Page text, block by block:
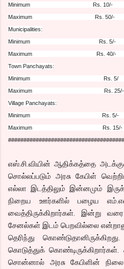
Minimum Rs. 10/-
Maximum Rs. 50/-
Municipalities:
Minimum Rs. 5/-
Maximum Rs. 40/-
Town Panchayats:
Minimum Rs. 5/ -
Maximum Rs. 25/-
Village Panchayats:
Minimum Rs. 5/-
Maximum Rs. 15/-
எஸ்.சி.வியின் ஆதிக்கத்தை
சொல்லப்படும் அரசு கேபிள்
எல்லா இடத்திலும் இன்னமும்
நிறைய ஊர்களில் பழைய
வைத்திருக்கிறார்கள். இன்று
சேனல்கள் இடம் பெறவில்லை
தெரிந்து
கொடுத்துக்
சொன்னால் அரசு கேபிளின்